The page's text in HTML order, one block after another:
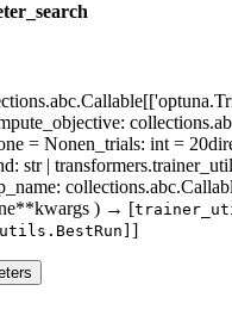
:
= Nonen_trials: int = 20
: str |
:
**kwargs ) → [
]